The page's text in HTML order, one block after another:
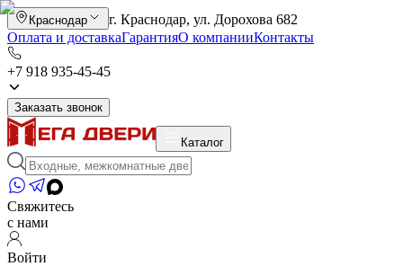
Краснодар
г. Краснодар, ул. Дорохова 682
Оплата и доставкаГарантияО компанииКонтакты
+7 918 935-45-45
Заказать звонок
Каталог
Свяжитесь
с нами
Войти